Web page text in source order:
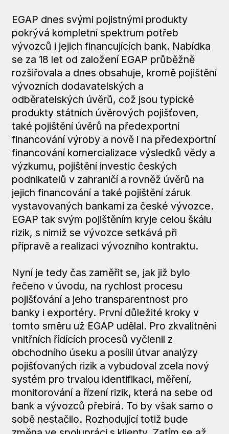
EGAP dnes svými pojistnými produkty
pokrývá kompletní spektrum potřeb
vývozců i jejich financujících bank. Nabídka
se za 18 let od založení EGAP průběžně
rozšiřovala a dnes obsahuje, kromě pojištění
vývozních dodavatelských a
odběratelských úvěrů, což jsou typické
produkty státních úvěrových pojišťoven,
také pojištění úvěrů na předexportní
financování výroby a nově i na předexportní
financování komercializace výsledků vědy a
výzkumu, pojištění investic českých
podnikatelů v zahraničí a rovněž úvěrů na
jejich financování a také pojištění záruk
vystavovaných bankami za české vývozce.
EGAP tak svým pojištěním kryje celou škálu
rizik, s nimiž se vývozce setkává při
přípravě a realizaci vývozního kontraktu.
Nyní je tedy čas zaměřit se, jak již bylo
řečeno v úvodu, na rychlost procesu
pojišťování a jeho transparentnost pro
banky i exportéry. První důležité kroky v
tomto směru už EGAP udělal. Pro zkvalitnění
vnitřních řídících procesů vyčlenil z
obchodního úseku a posílil útvar analýzy
pojišťovaných rizik a vybudoval zcela nový
systém pro trvalou identifikaci, měření,
monitorování a řízení rizik, která na sebe od
bank a vývozců přebírá. To by však samo o
sobě nestačilo. Rozhodující totiž bude